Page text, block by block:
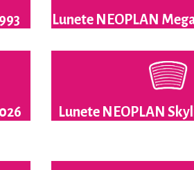
Lunete NEOPLAN
Lunete NEOPLAN